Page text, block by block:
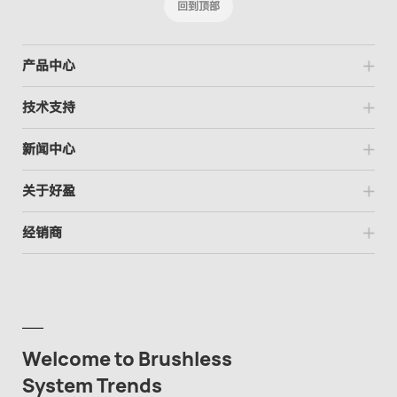
回到顶部
产品中心
技术支持
新闻中心
关于好盈
经销商
Welcome to Brushless
System Trends